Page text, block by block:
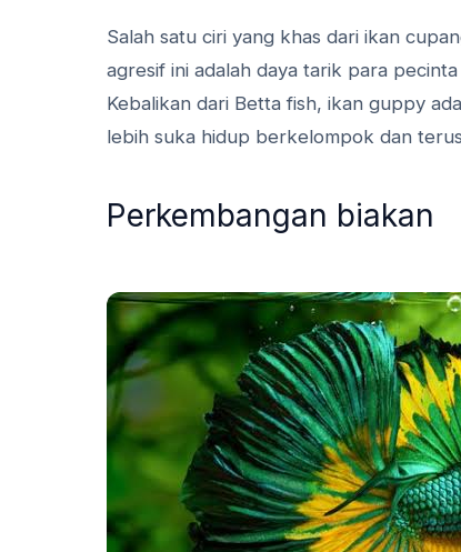
Salah satu ciri yang khas dari ikan
agresif ini adalah daya tarik para pecinta
Kebalikan dari Betta fish, ikan guppy
lebih suka hidup berkelompok dan
Perkembangan biakan